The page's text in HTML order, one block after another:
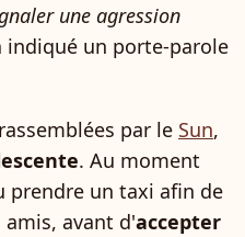
une agression
indiqué un porte-parole
par le Sun,
. Au moment
prendre un taxi afin de
amis, avant d'accepter